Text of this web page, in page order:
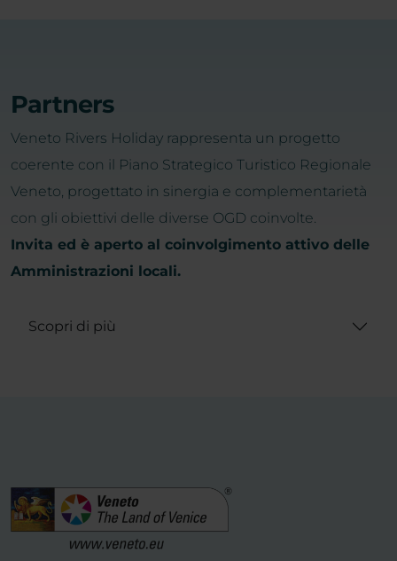
Partners
Veneto Rivers Holiday rappresenta un progetto
coerente con il Piano Strategico Turistico Regionale
Veneto, progettato in sinergia e complementarietà
con gli obiettivi delle diverse OGD coinvolte.
Invita ed è aperto al coinvolgimento attivo delle
Amministrazioni locali.
Scopri di più